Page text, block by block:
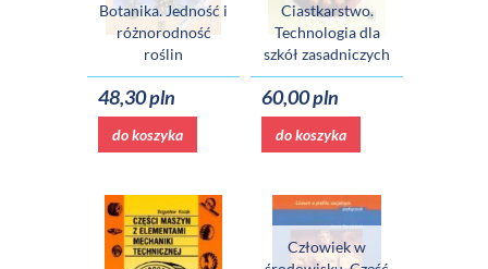
Botanika. Jedność i
różnorodność
roślin
48,30 pln
do koszyka
Ciastkarstwo.
Technologia dla
szkół zasadniczych
60,00 pln
do koszyka
Człowiek w